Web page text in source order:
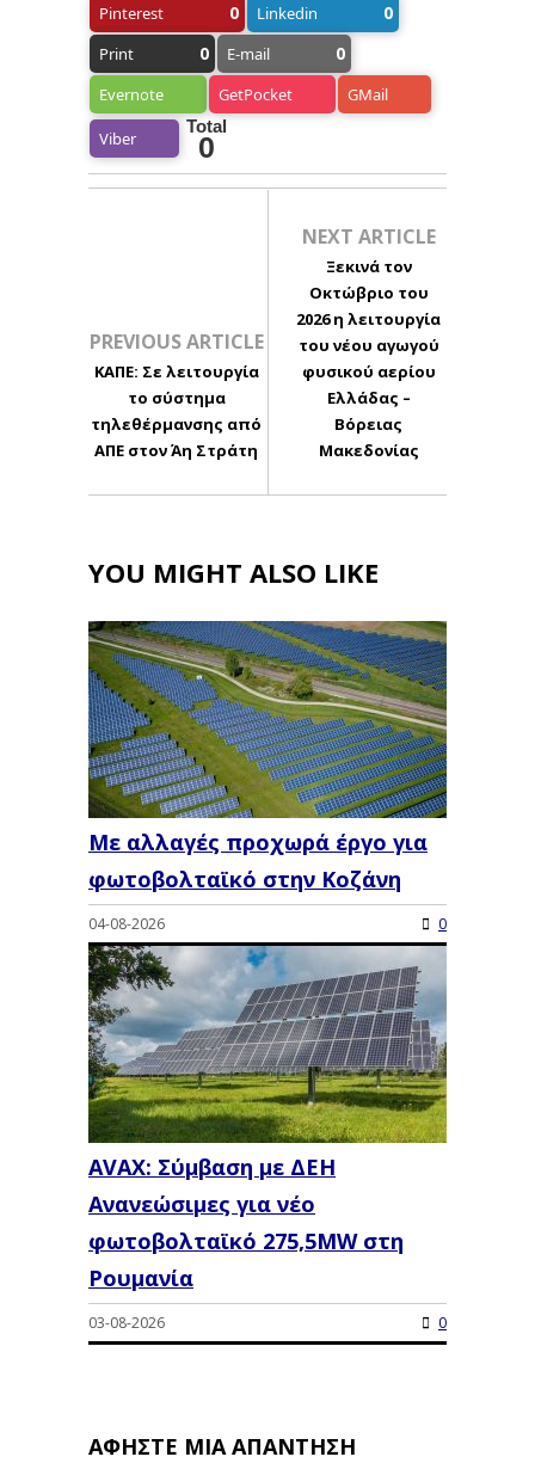
Pinterest
0 Linkedin 0
Print 0 E-mail 0
Evernote GetPocket GMail
Viber
Total
0
PREVIOUS ARTICLE
ΚΑΠΕ: Σε λειτουργία
το σύστημα
τηλεθέρμανσης από
ΑΠΕ στον Άη Στράτη
NEXT ARTICLE
Ξεκινά τον
Οκτώβριο του
2026 η λειτουργία
του νέου αγωγού
φυσικού αερίου
Ελλάδας –
Βόρειας
Μακεδονίας
YOU MIGHT ALSO LIKE
Με αλλαγές προχωρά έργο για
φωτοβολταϊκό στην Κοζάνη
04-08-2026 0
AVAX: Σύμβαση με ΔΕΗ
Ανανεώσιμες για νέο
φωτοβολταϊκό 275,5MW στη
Ρουμανία
03-08-2026 0
ΑΦΉΣΤΕ ΜΙΑ ΑΠΆΝΤΗΣΗ